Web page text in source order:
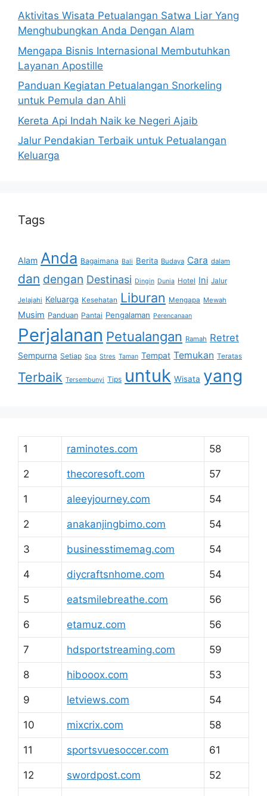
Aktivitas Wisata Petualangan Satwa Liar Yang
Menghubungkan Anda Dengan Alam
Mengapa Bisnis Internasional Membutuhkan
Layanan Apostille
Panduan Kegiatan Petualangan Snorkeling
untuk Pemula dan Ahli
Kereta Api Indah Naik ke Negeri Ajaib
Jalur Pendakian Terbaik untuk Petualangan
Keluarga
Tags
Alam Anda Bagaimana Bali Berita Budaya Cara dalam
dan dengan Destinasi Dingin Dunia Hotel Ini Jalur
Jelajahi Keluarga Kesehatan Liburan Mengapa Mewah
Musim Panduan Pantai Pengalaman Perencanaan
Perjalanan Petualangan Ramah Retret
Sempurna Setiap Spa Stres Taman Tempat Temukan Teratas
Terbaik Tersembunyi Tips untuk Wisata yang
1 raminotes.com 58
2 thecoresoft.com 57
1 aleeyjourney.com 54
2 anakanjingbimo.com 54
3 businesstimemag.com 54
4 diycraftsnhome.com 54
5 eatsmilebreathe.com 56
6 etamuz.com 56
7 hdsportstreaming.com 59
8 hibooox.com 53
9 letviews.com 54
10 mixcrix.com 58
11 sportsvuesoccer.com 61
12 swordpost.com 52